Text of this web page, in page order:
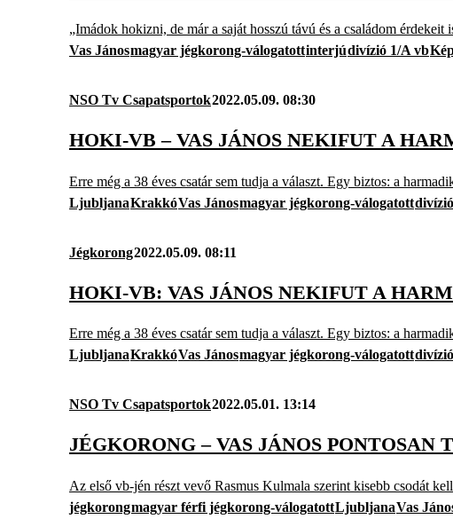
„Imádok hokizni, de már a saját hosszú távú és a családom érdekeit
Vas Jánosmagyar jégkorong-válogatottinterjúdivízió 1/A vb
NSO Tv Csapatsportok2022.05.09. 08:30
HOKI-VB – VAS JÁNOS NEKIFUT A
Erre még a 38 éves csatár sem tudja a választ. Egy biztos: a
LjubljanaKrakkóVas Jánosmagyar jégkorong-válogatott
Jégkorong2022.05.09. 08:11
HOKI-VB: VAS JÁNOS NEKIFUT A
Erre még a 38 éves csatár sem tudja a választ. Egy biztos: a
LjubljanaKrakkóVas Jánosmagyar jégkorong-válogatott
NSO Tv Csapatsportok2022.05.01. 13:14
JÉGKORONG – VAS JÁNOS
Az első vb-jén részt vevő Rasmus Kulmala szerint kisebb csodát
jégkorongmagyar férfi jégkorong-válogatottLjubljanaVas